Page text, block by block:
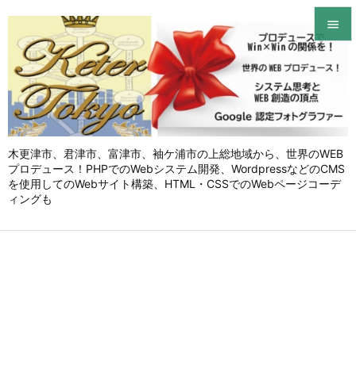
木更津市、君津市、富津市、袖ケ浦市の上総地域から、世界のWEB
プロデュース！PHPでのWebシステム開発、WordpressなどのCMS
を使用してのWebサイト構築、HTML・CSSでのWebページコーデ
ィングも


メニュ
サイド

前へ
